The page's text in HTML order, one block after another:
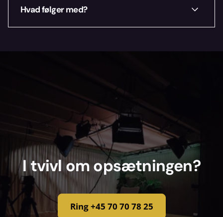
Ja — i København og omegn. Ring på +45
70 70 78 25, så finder vi den rigtige
løsning.
Hvad følger med?
I tvivl om opsætningen?
Ring +45 70 70 78 25